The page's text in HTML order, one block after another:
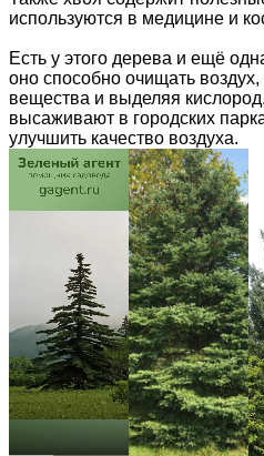
используются в медицине и
Есть у этого дерева и ещё
оно способно очищать
вещества и выделяя
высаживают в городских
улучшить качество воздуха.